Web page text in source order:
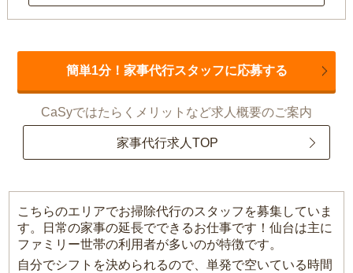
簡単1分！家事代行スタッフに応募する
CaSyではたらくメリットなど求人概要のご案内
家事代行求人TOP
こちらのエリアでお掃除代行のスタッフを募集していま
す。日常の家事の延長でできるお仕事です！仙台は主に
ファミリー世帯の利用者が多いのが特徴です。
自分でシフトを決められるので、単発で空いている時間